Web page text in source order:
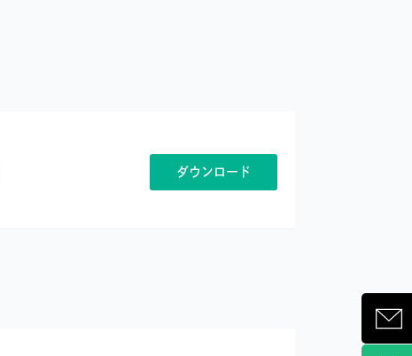
ダウンロード